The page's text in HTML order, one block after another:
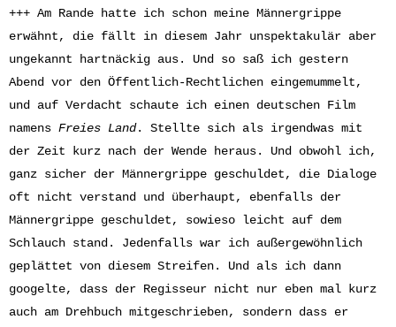
+++ Am Rande hatte ich schon meine Männergrippe
erwähnt, die fällt in diesem Jahr unspektakulär aber
ungekannt hartnäckig aus. Und so saß ich gestern
Abend vor den Öffentlich-Rechtlichen eingemummelt,
und auf Verdacht schaute ich einen deutschen Film
namens Freies Land. Stellte sich als irgendwas mit
der Zeit kurz nach der Wende heraus. Und obwohl ich,
ganz sicher der Männergrippe geschuldet, die Dialoge
oft nicht verstand und überhaupt, ebenfalls der
Männergrippe geschuldet, sowieso leicht auf dem
Schlauch stand. Jedenfalls war ich außergewöhnlich
geplättet von diesem Streifen. Und als ich dann
googelte, dass der Regisseur nicht nur eben mal kurz
auch am Drehbuch mitgeschrieben, sondern dass er